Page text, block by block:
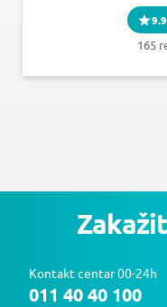
165
Kontakt centar 00-24h
011 40 40 100